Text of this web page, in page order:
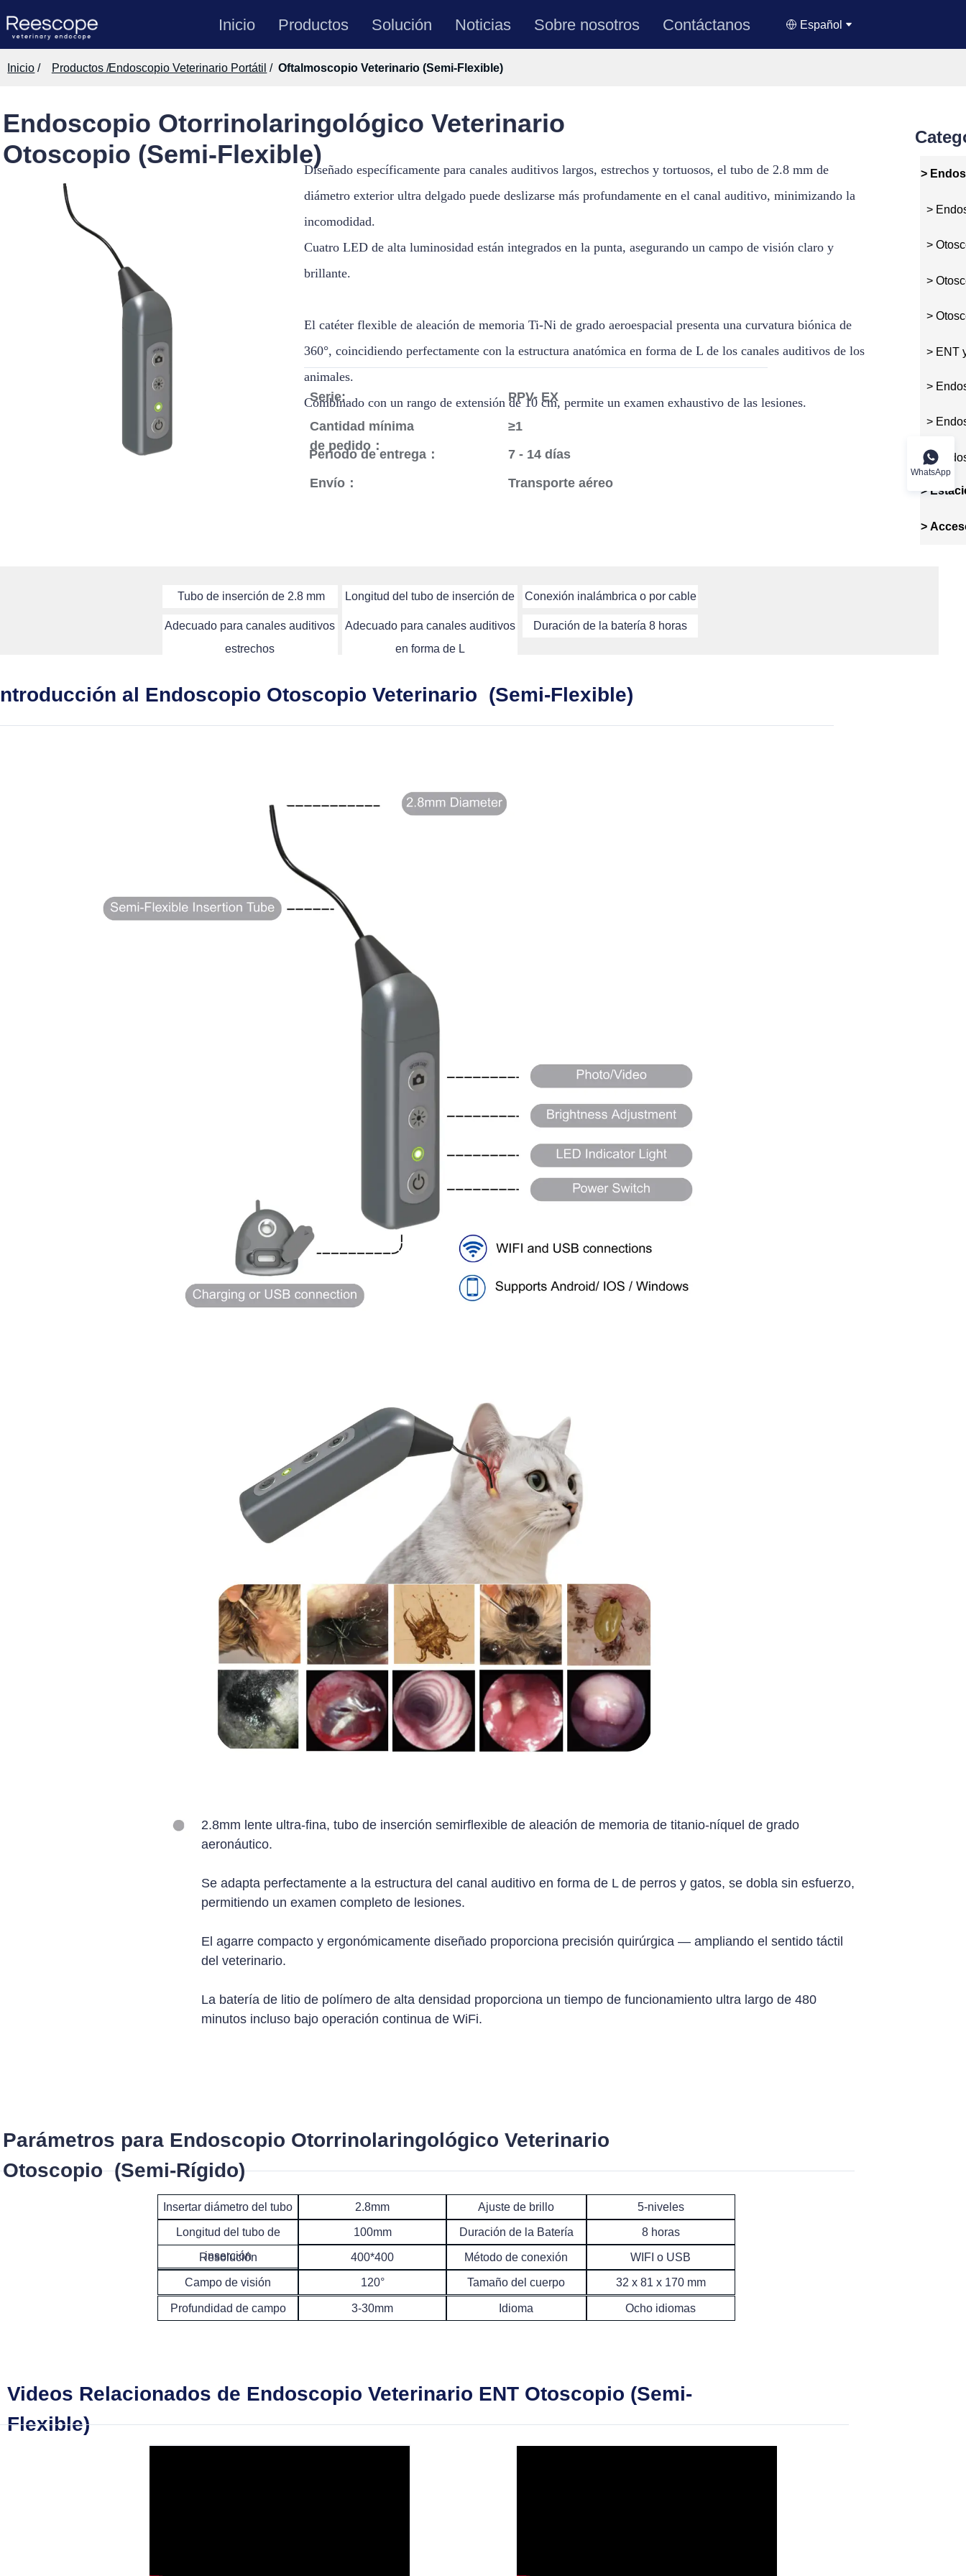
Inicio Productos Solución Noticias Sobre nosotros Contáctanos Español
Inicio / Productos /Endoscopio Veterinario Portátil / Oftalmoscopio Veterinario (Semi-Flexible)
Diseñado específicamente para canales auditivos largos, estrechos y tortuosos, el tubo de 2.8 mm de
diámetro exterior ultra delgado puede deslizarse más profundamente en el canal auditivo, minimizando la
incomodidad.
Cuatro LED de alta luminosidad están integrados en la punta, asegurando un campo de visión claro y
brillante.
El catéter flexible de aleación de memoria Ti-Ni de grado aeroespacial presenta una curvatura biónica de
360°, coincidiendo perfectamente con la estructura anatómica en forma de L de los canales auditivos de los
animales.
Combinado con un rango de extensión de 10 cm, permite un examen exhaustivo de las lesiones.
Serie: PPV- EX
Cantidad mínima
de pedido：
≥1
Período de entrega：
Envío：
7 - 14 días
Transporte aéreo
Endoscopio Otorrinolaringológico Veterinario
Otoscopio (Semi-Flexible)
>
>
>
>
>
>
>
>
>
>
> ENT
Tubo de inserción de 2.8 mm
Longitud del tubo de inserción de
Conexión inalámbrica o por cable
Adecuado para canales auditivos
estrechos
Adecuado para canales auditivos
en forma de L
Duración de la batería 8 horas
al Endoscopio Otoscopio Veterinario (Semi-Flexible)
2.8mm lente ultra-fina, tubo de inserción semirflexible de aleación de memoria de titanio-níquel de grado
aeronáutico.
Se adapta perfectamente a la estructura del canal auditivo en forma de L de perros y gatos, se dobla sin esfuerzo,
permitiendo un examen completo de lesiones.
El agarre compacto y ergonómicamente diseñado proporciona precisión quirúrgica — ampliando el sentido táctil
del veterinario.
La batería de litio de polímero de alta densidad proporciona un tiempo de funcionamiento ultra largo de 480
minutos incluso bajo operación continua de WiFi.
Insertar diámetro del tubo
Longitud del tubo de
inserción
Resolución
Campo de visión
Profundidad de campo
2.8mm
100mm
400*400
120°
3-30mm
Ajuste de brillo
Duración de la Batería
Método de conexión
Tamaño del cuerpo
Idioma
5-niveles
8 horas
WIFI o USB
32 x 81 x 170 mm
Ocho idiomas
Parámetros para Endoscopio Otorrinolaringológico Veterinario
Otoscopio (Semi-Rígido)
Videos Relacionados de Endoscopio Veterinario ENT Otoscopio (Semi-
Flexible)
WhatsApp